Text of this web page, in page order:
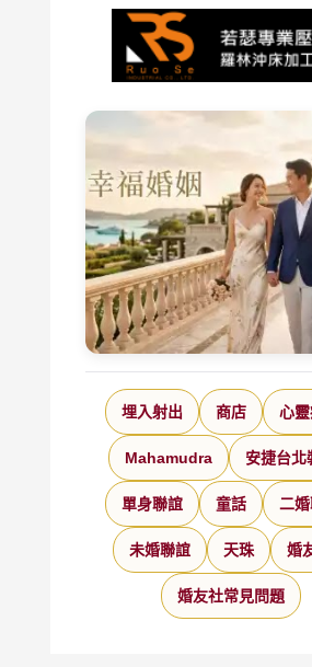
埋入射出 商店 心
Mahamudra 安捷台北
單身聯誼 童話 二
未婚聯誼 天珠 婚
婚友社常見問題